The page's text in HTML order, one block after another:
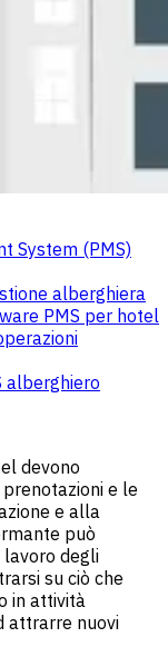
System (PMS)
alberghiera
PMS per hotel
alberghiero
devono
e le
e alla
può
degli
su ciò che
in attività
attrarre nuovi